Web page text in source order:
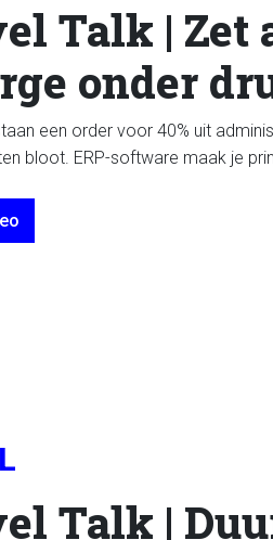
Talk |
onder
een order voor 40% uit
bloot. ERP-software maak je
Talk |